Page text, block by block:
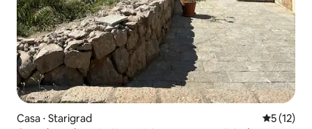
Casa ⋅ Starigrad 5 de uma
5 (12)